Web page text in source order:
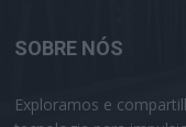
SOBRE NÓS
Exploramos e